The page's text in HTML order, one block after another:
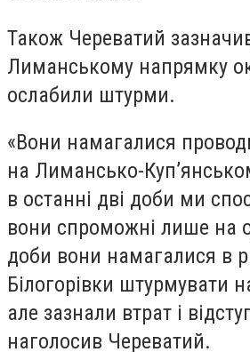
Також Череватий
Лиманському напрямку
ослабили штурми.
«Вони намагалися
на Лимансько-
в останні дві доби ми
вони спроможні лише на
доби вони намагалися в
Білогорівки штурмувати
але зазнали втрат і
наголосив Череватий.